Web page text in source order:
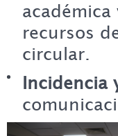
recursos
circular.
Incidencia